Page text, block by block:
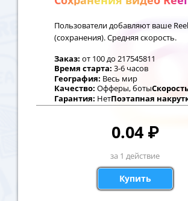
Пользователи добавляют ваше
(сохранения). Средняя скорость.
Заказ: от 100 до 217545811
Время старта: 3-6 часов
География: Весь мир
Качество: Офферы, боты
Гарантия: НетПоэтапная
0.04 ₽
за 1 действие
Купить